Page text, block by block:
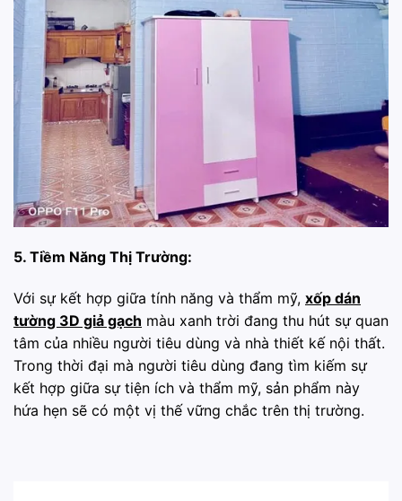
5. Tiềm Năng Thị Trường:
Với sự kết hợp giữa tính năng và thẩm mỹ, xốp dán
tường 3D giả gạch màu xanh trời đang thu hút sự quan
tâm của nhiều người tiêu dùng và nhà thiết kế nội thất.
Trong thời đại mà người tiêu dùng đang tìm kiếm sự
kết hợp giữa sự tiện ích và thẩm mỹ, sản phẩm này
hứa hẹn sẽ có một vị thế vững chắc trên thị trường.